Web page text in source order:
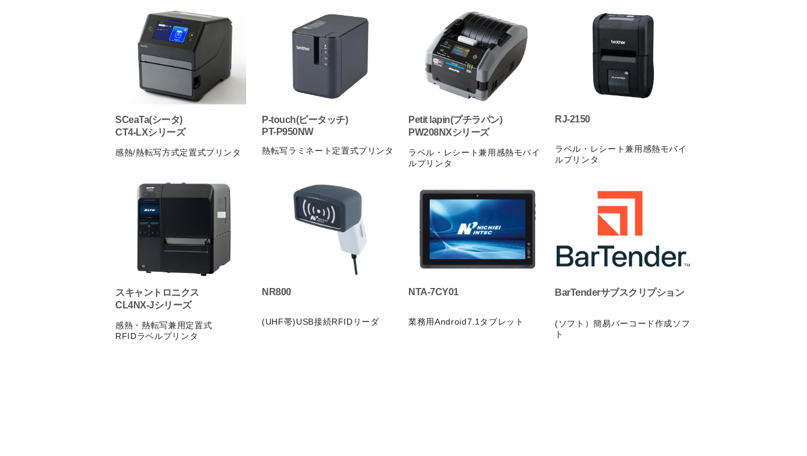
SCeaTa(シータ)
CT4-LXシリーズ
感熱/熱転写方式定置式プリンタ
P-touch(ピータッチ)
PT-P950NW
熱転写ラミネート定置式プリンタ
Petit lapin(プチラパン)
PW208NXシリーズ
ラベル・レシート兼用感熱モバイ
ルプリンタ
RJ-2150
ラベル・レシート兼用感熱モバイ
ルプリンタ
スキャントロニクス
CL4NX-Jシリーズ
感熱・熱転写兼用定置式
RFIDラベルプリンタ
NR800
(UHF帯)USB接続RFIDリーダ
NTA-7CY01
業務用Android7.1タブレット
BarTenderサブスクリプション
(ソフト）簡易バーコード作成ソフ
ト